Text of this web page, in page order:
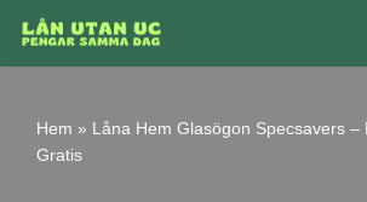
Hoppa
innehåll
Hem » Låna Hem Glasögon Specsavers –
Gratis